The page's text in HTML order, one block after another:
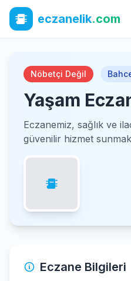
eczanelik.com
Nöbetçi Değil
Yaşam
Eczanemiz, sağlık ve
güvenilir hizmet
Eczane Bilgileri